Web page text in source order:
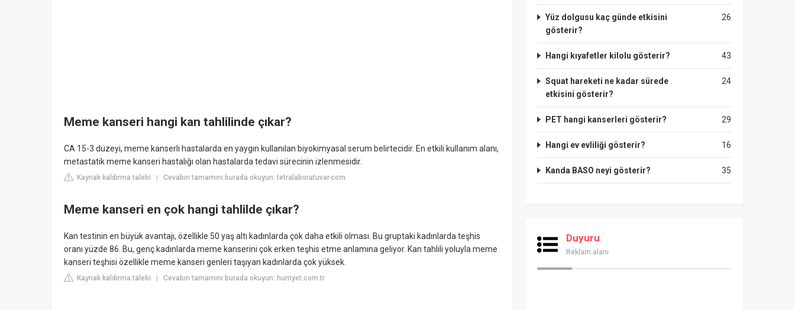
Meme kanseri hangi kan tahlilinde çıkar?
CA 15-3 düzeyi, meme kanserli hastalarda en yaygın kullanılan biyokimyasal serum belirtecidir. En etkili kullanım alanı,
metastatik meme kanseri hastalığı olan hastalarda tedavi sürecinin izlenmesidir.
Kaynak kaldırma talebi Cevabın tamamını burada okuyun: tetralaboratuvar.com
Meme kanseri en çok hangi tahlilde çıkar?
Kan testinin en büyük avantajı, özellikle 50 yaş altı kadınlarda çok daha etkili olması. Bu gruptaki kadınlarda teşhis
oranı yüzde 86. Bu, genç kadınlarda meme kanserini çok erken teşhis etme anlamına geliyor. Kan tahlili yoluyla meme
kanseri teşhisi özellikle meme kanseri genleri taşıyan kadınlarda çok yüksek.
Kaynak kaldırma talebi Cevabın tamamını burada okuyun: hurriyet.com.tr
26
Yüz dolgusu kaç günde etkisini
gösterir?
43
Hangi kıyafetler kilolu gösterir?
24
Squat hareketi ne kadar sürede
etkisini gösterir?
29
PET hangi kanserleri gösterir?
16
Hangi ev evliliği gösterir?
35
Kanda BASO neyi gösterir?
Duyuru
Reklam alanı